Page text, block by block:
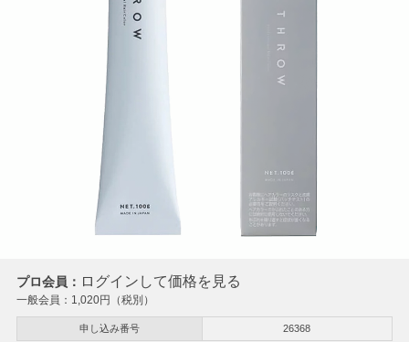
プロ会員： ログインして価格を見る
一般会員： 1,020円（税別）
申し込み番号 26368